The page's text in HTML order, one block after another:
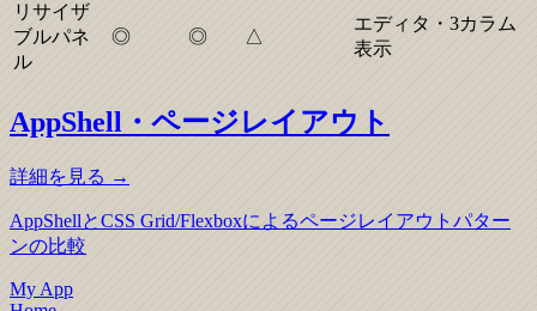
リサイザ
ブルパネ
ル
◎ ◎ △
エディタ・3カラム
表示
AppShell・ページレイアウト
詳細を見る →
AppShellとCSS Grid/Flexboxによるページレイアウトパター
ンの比較
My App